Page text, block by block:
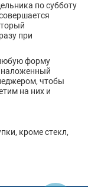
по субботу
при
форму
чтобы
на них и
кроме стекл,